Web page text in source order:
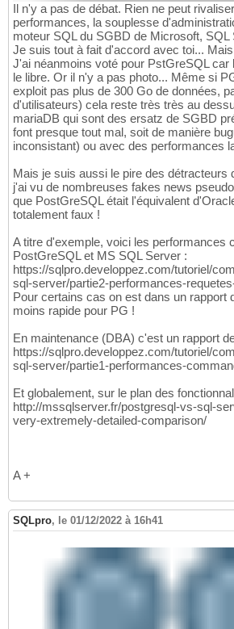
Il n'y a pas de débat. Rien ne peut
performances, la souplesse
moteur SQL du SGBD de Microsoft, SQL
Je suis tout à fait d'accord avec toi...
J'ai néanmoins voté pour PstGreSQL car
le libre. Or il n'y a pas photo... Même si
exploit pas plus de 300 Go de données,
d'utilisateurs) cela reste très très au
mariaDB qui sont des ersatz de SGBD
font presque tout mal, soit de manière
inconsistant) ou avec des performances
Mais je suis aussi le pire des détracteurs
j'ai vu de nombreuses fakes news
que PostGreSQL était l'équivalent
totalement faux !
A titre d'exemple, voici les performances
PostGreSQL et MS SQL Server :
https://sqlpro.developpez.com/tutoriel/
sql-server/partie2-performances-
Pour certains cas on est dans un rapport
moins rapide pour PG !
En maintenance (DBA) c'est un rapport
https://sqlpro.developpez.com/tutoriel/
sql-server/partie1-performances-
Et globalement, sur le plan des
http://mssqlserver.fr/postgresql-vs-sql-
very-extremely-detailed-comparison/
A +
SQLpro, le 01/12/2022 à 16h41